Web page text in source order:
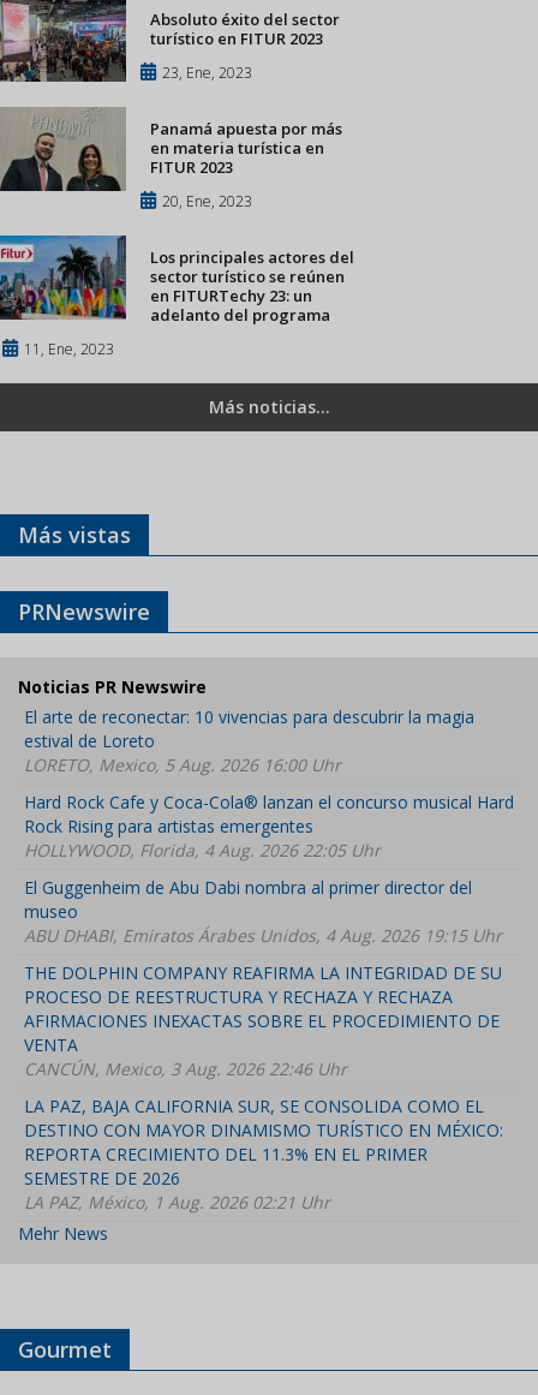
Absoluto éxito del sector
turístico en FITUR 2023
23, Ene, 2023
Panamá apuesta por más
en materia turística en
FITUR 2023
20, Ene, 2023
Los principales actores del
sector turístico se reúnen
en FITURTechy 23: un
adelanto del programa
11, Ene, 2023
Más noticias...
Más vistas
PRNewswire
Noticias PR Newswire
El arte de reconectar: 10 vivencias para descubrir la magia
estival de Loreto
LORETO, Mexico, 5 Aug. 2026 16:00 Uhr
Hard Rock Cafe y Coca-Cola® lanzan el concurso musical Hard
Rock Rising para artistas emergentes
HOLLYWOOD, Florida, 4 Aug. 2026 22:05 Uhr
El Guggenheim de Abu Dabi nombra al primer director del
museo
ABU DHABI, Emiratos Árabes Unidos, 4 Aug. 2026 19:15 Uhr
THE DOLPHIN COMPANY REAFIRMA LA INTEGRIDAD DE SU
PROCESO DE REESTRUCTURA Y RECHAZA Y RECHAZA
AFIRMACIONES INEXACTAS SOBRE EL PROCEDIMIENTO DE
VENTA
CANCÚN, Mexico, 3 Aug. 2026 22:46 Uhr
LA PAZ, BAJA CALIFORNIA SUR, SE CONSOLIDA COMO EL
DESTINO CON MAYOR DINAMISMO TURÍSTICO EN MÉXICO:
REPORTA CRECIMIENTO DEL 11.3% EN EL PRIMER
SEMESTRE DE 2026
LA PAZ, México, 1 Aug. 2026 02:21 Uhr
Mehr News
Gourmet